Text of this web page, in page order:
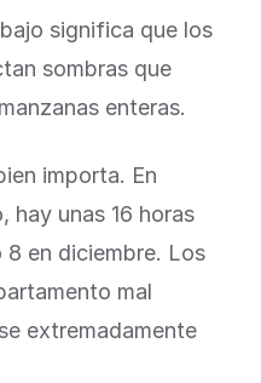
significa que los
sombras que
enteras.
importa. En
hay unas 16 horas
8 en diciembre. Los
mal
extremadamente